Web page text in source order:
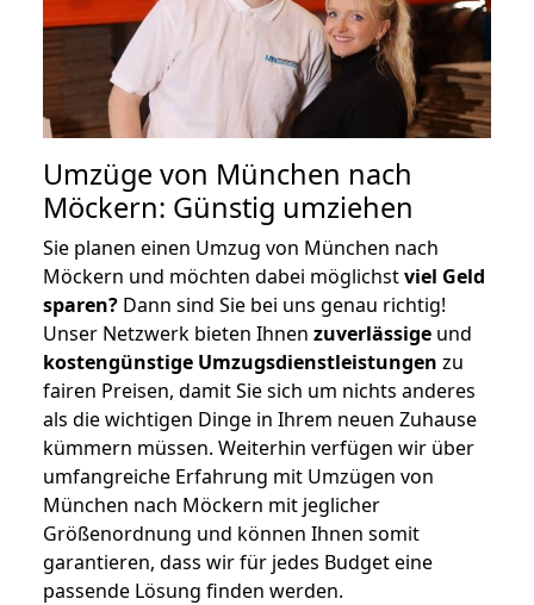
Umzüge von München nach
Möckern: Günstig umziehen
Sie planen einen Umzug von München nach
Möckern und möchten dabei möglichstviel Geld
sparen? Dann sind Sie bei uns genau richtig!
Unser Netzwerk bieten Ihnen zuverlässige und
kostengünstige Umzugsdienstleistungen zu
fairen Preisen, damit Sie sich um nichts anderes
als die wichtigen Dinge in Ihrem neuen Zuhause
kümmern müssen. Weiterhin verfügen wir über
umfangreiche Erfahrung mit Umzügen von
München nach Möckern mit jeglicher
Größenordnung und können Ihnen somit
garantieren, dass wir für jedes Budget eine
passende Lösung finden werden.